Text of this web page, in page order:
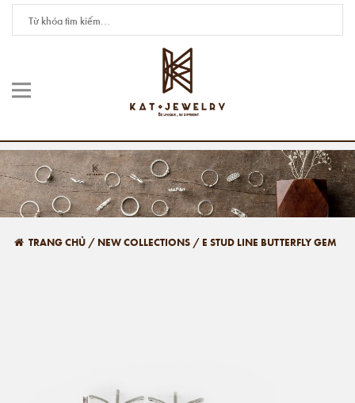
TRANG CHỦ / NEW COLLECTIONS / E STUD LINE BUTTERFLY GEM